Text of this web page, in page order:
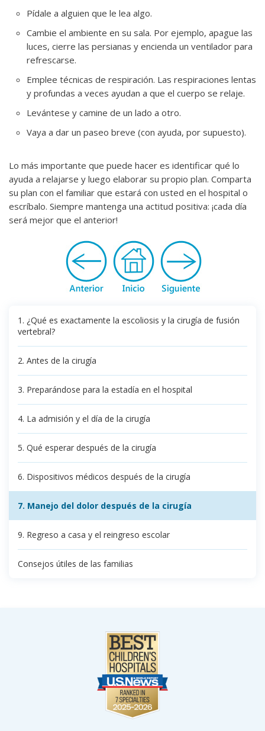
Pídale a alguien que le lea algo.
Cambie el ambiente en su sala. Por ejemplo, apague las
luces, cierre las persianas y encienda un ventilador para
refrescarse.
Emplee técnicas de respiración. Las respiraciones lentas
y profundas a veces ayudan a que el cuerpo se relaje.
Levántese y camine de un lado a otro.
Vaya a dar un paseo breve (con ayuda, por supuesto).
Lo más importante que puede hacer es identificar qué lo
ayuda a relajarse y luego elaborar su propio plan. Comparta
su plan con el familiar que estará con usted en el hospital o
escríbalo. Siempre mantenga una actitud positiva: ¡cada día
será mejor que el anterior!
1. ¿Qué es exactamente la escoliosis y la cirugía de fusión
vertebral?
2. Antes de la cirugía
3. Preparándose para la estadía en el hospital
4. La admisión y el día de la cirugía
5. Qué esperar después de la cirugía
6. Dispositivos médicos después de la cirugía
7. Manejo del dolor después de la cirugía
9. Regreso a casa y el reingreso escolar
Consejos útiles de las familias